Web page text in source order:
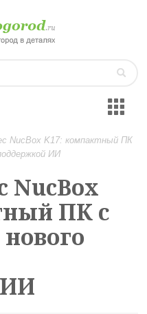
NucBox K17: компактный ПК
ИИ
NucBox
ПК с